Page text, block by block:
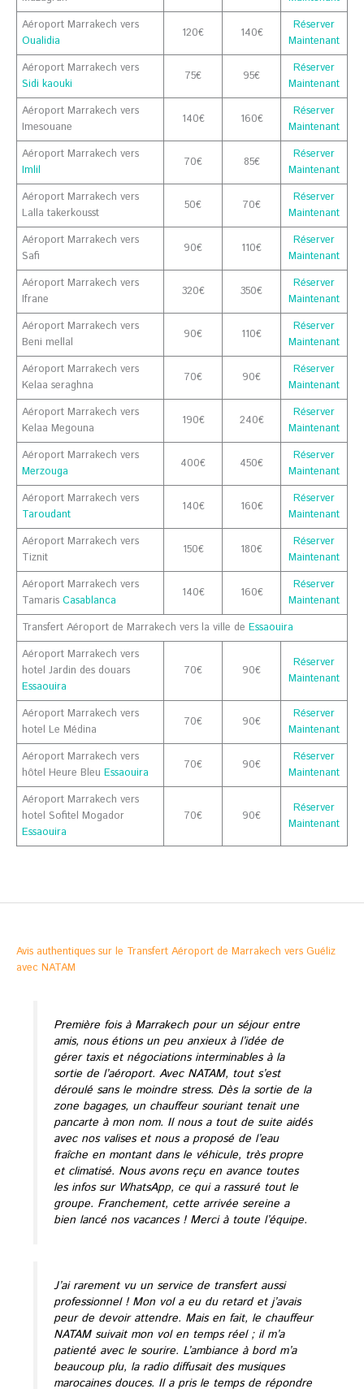
Aéroport Marrakech vers
Oualidia
120€ 140€
Réserver
Maintenant
Aéroport Marrakech vers
Sidi kaouki
75€ 95€
Réserver
Maintenant
Aéroport Marrakech vers
Imesouane
140€ 160€
Réserver
Maintenant
Aéroport Marrakech vers
Imlil
70€ 85€
Réserver
Maintenant
Aéroport Marrakech vers
Lalla takerkousst
50€ 70€
Réserver
Maintenant
Aéroport Marrakech vers
Safi
90€ 110€
Réserver
Maintenant
Aéroport Marrakech vers
Ifrane
320€ 350€
Réserver
Maintenant
Aéroport Marrakech vers
Beni mellal
90€ 110€
Réserver
Maintenant
Aéroport Marrakech vers
Kelaa seraghna
70€ 90€
Réserver
Maintenant
Aéroport Marrakech vers
Kelaa Megouna
190€ 240€
Réserver
Maintenant
Aéroport Marrakech vers
Merzouga
400€ 450€
Réserver
Maintenant
Aéroport Marrakech vers
Taroudant
140€ 160€
Réserver
Maintenant
Aéroport Marrakech vers
Tiznit
150€ 180€
Réserver
Maintenant
Aéroport Marrakech vers
TamarisCasablanca
140€ 160€
Réserver
Maintenant
Transfert Aéroport de Marrakech vers la ville deEssaouira
Aéroport Marrakech vers
hotel Jardin des douars
Essaouira
70€ 90€
Réserver
Maintenant
Aéroport Marrakech vers
hotel Le Médina
70€ 90€
Réserver
Maintenant
Aéroport Marrakech vers
hôtel Heure BleuEssaouira
70€ 90€
Réserver
Maintenant
Aéroport Marrakech vers
hotel Sofitel Mogador
Essaouira
70€ 90€
Réserver
Maintenant
Avis authentiques sur le Transfert Aéroport de Marrakech vers Guéliz
avec NATAM
Première fois à Marrakech pour un séjour entre
amis, nous étions un peu anxieux à l’idée de
gérer taxis et négociations interminables à la
sortie de l’aéroport. Avec NATAM, tout s’est
déroulé sans le moindre stress. Dès la sortie de la
zone bagages, un chauffeur souriant tenait une
pancarte à mon nom. Il nous a tout de suite aidés
avec nos valises et nous a proposé de l’eau
fraîche en montant dans le véhicule, très propre
et climatisé. Nous avons reçu en avance toutes
les infos sur WhatsApp, ce qui a rassuré tout le
groupe. Franchement, cette arrivée sereine a
bien lancé nos vacances ! Merci à toute l’équipe.
J’ai rarement vu un service de transfert aussi
professionnel ! Mon vol a eu du retard et j’avais
peur de devoir attendre. Mais en fait, le chauffeur
NATAM suivait mon vol en temps réel ; il m’a
patienté avec le sourire. L’ambiance à bord m’a
beaucoup plu, la radio diffusait des musiques
marocaines douces. Il a pris le temps de répondre